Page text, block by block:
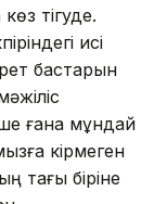
тігуде.
исі
бастарын
ғана мұндай
кірмеген
тағы біріне